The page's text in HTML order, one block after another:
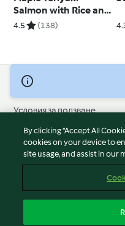
Salmon with Rice and
Broccoli
4.5 (138)
© Авторско право 2026
Условия за ползване
Политика за поверителност
Отказ от отговорност
Политика за
Докладвайте Съдържание
Декларация за достъпност
By clicking “Accept All
cookies on your device to
site usage, and assist in our